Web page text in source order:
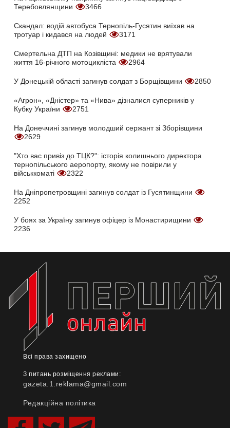
Теребовлянщини
3466
Скандал: водій автобуса Тернопіль-Гусятин виїхав на
тротуар і кидався на людей
3171
Смертельна ДТП на Козівщині: медики не врятували
життя 16-річного мотоцикліста
2964
У Донецькій області загинув солдат з Борщівщини 2850
«Агрон», «Дністер» та «Нива» дізналися суперників у
Кубку України
2751
На Донеччині загинув молодший сержант зі Зборівщини
2629
"Хто вас привіз до ТЦК?": історія колишнього директора
тернопільського аеропорту, якому не повірили у
військкоматі
2322
На Дніпропетровщині загинув солдат із Гусятинщини
2252
У боях за Україну загинув офіцер із Монастирищини
2236
Всі права захищено
З питань розміщення реклами:
gazeta.1.reklama@gmail.com
Редакційна політика